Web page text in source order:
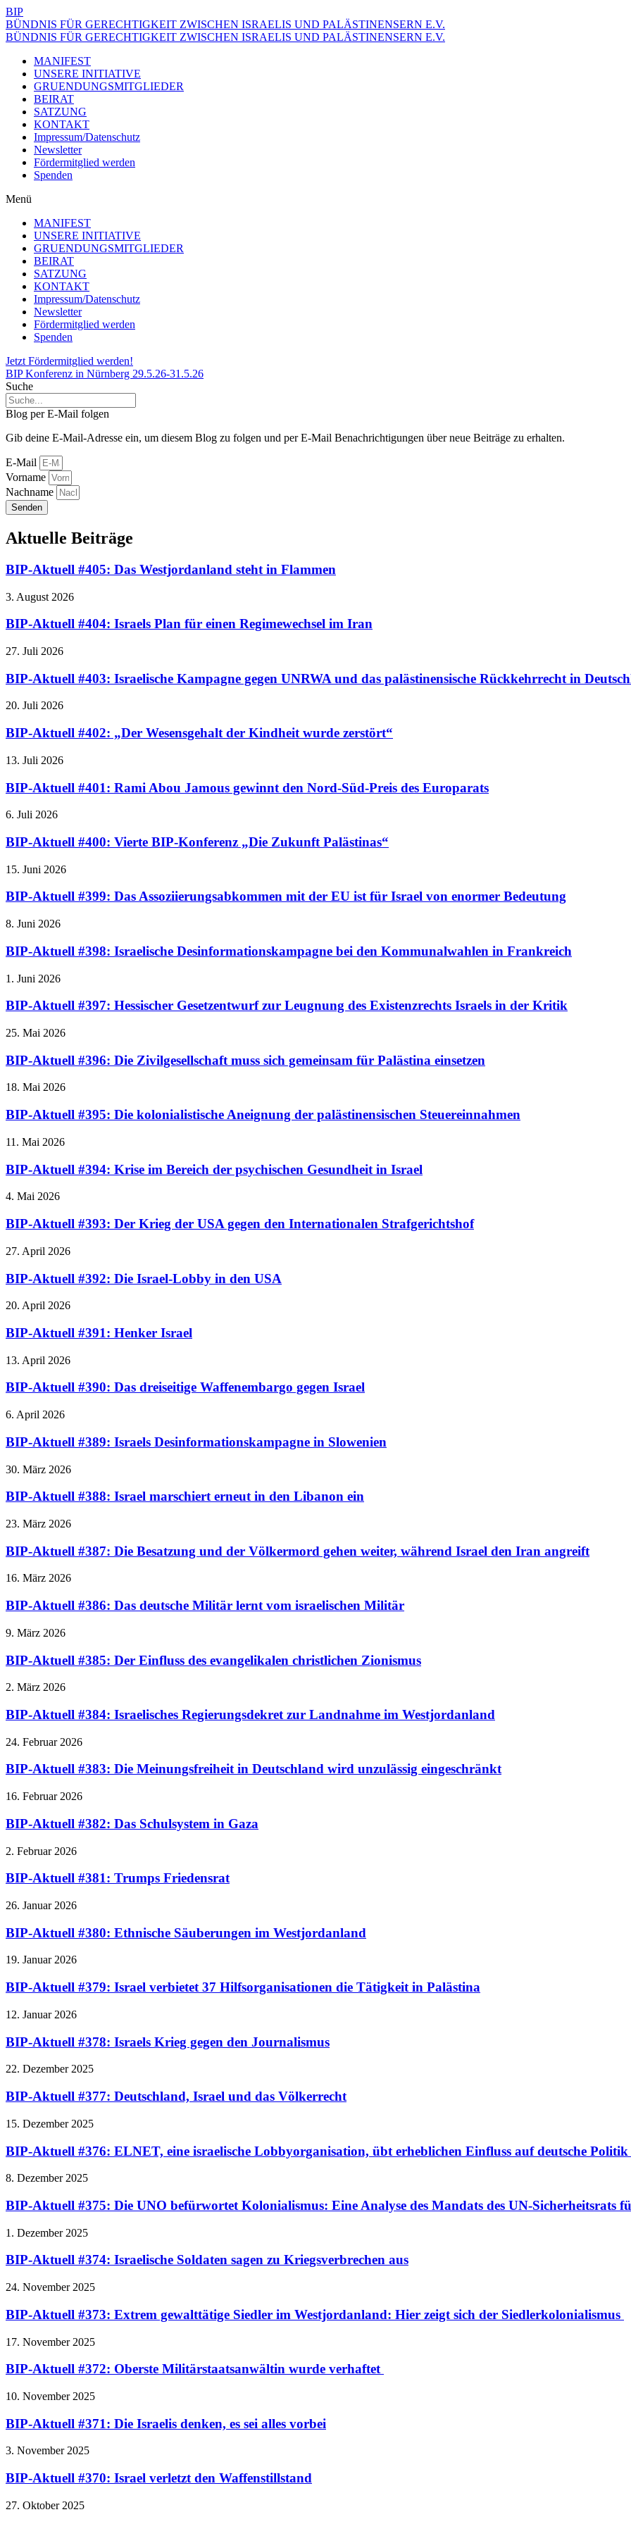
BIP
BÜNDNIS FÜR GERECHTIGKEIT ZWISCHEN ISRAELIS UND PALÄSTINENSERN E.V.
BÜNDNIS FÜR GERECHTIGKEIT ZWISCHEN ISRAELIS UND PALÄSTINENSERN E.V.
MANIFEST
UNSERE INITIATIVE
GRUENDUNGSMITGLIEDER
BEIRAT
SATZUNG
KONTAKT
Impressum/Datenschutz
Newsletter
Fördermitglied werden
Spenden
Menü
MANIFEST
UNSERE INITIATIVE
GRUENDUNGSMITGLIEDER
BEIRAT
SATZUNG
KONTAKT
Impressum/Datenschutz
Newsletter
Fördermitglied werden
Spenden
Jetzt Fördermitglied werden!
BIP Konferenz in Nürnberg 29.5.26-31.5.26
Suche
Blog per E-Mail folgen
Gib deine E-Mail-Adresse ein, um diesem Blog zu folgen und per E-Mail Benachrichtigungen über neue Beiträge zu erhalten.
E-Mail
Vorname
Nachname
Senden
Aktuelle Beiträge
BIP-Aktuell #405: Das Westjordanland steht in Flammen
3. August 2026
BIP-Aktuell #404: Israels Plan für einen Regimewechsel im Iran
27. Juli 2026
BIP-Aktuell #403: Israelische Kampagne gegen UNRWA und das palästinensische Rückkehrrecht in
20. Juli 2026
BIP-Aktuell #402: „Der Wesensgehalt der Kindheit wurde zerstört“
13. Juli 2026
BIP-Aktuell #401: Rami Abou Jamous gewinnt den Nord-Süd-Preis des Europarats
6. Juli 2026
BIP-Aktuell #400: Vierte BIP-Konferenz „Die Zukunft Palästinas“
15. Juni 2026
BIP-Aktuell #399: Das Assoziierungsabkommen mit der EU ist für Israel von enormer Bedeutung
8. Juni 2026
BIP-Aktuell #398: Israelische Desinformationskampagne bei den Kommunalwahlen in Frankreich
1. Juni 2026
BIP-Aktuell #397: Hessischer Gesetzentwurf zur Leugnung des Existenzrechts Israels in der Kritik
25. Mai 2026
BIP-Aktuell #396: Die Zivilgesellschaft muss sich gemeinsam für Palästina einsetzen
18. Mai 2026
BIP-Aktuell #395: Die kolonialistische Aneignung der palästinensischen Steuereinnahmen
11. Mai 2026
BIP-Aktuell #394: Krise im Bereich der psychischen Gesundheit in Israel
4. Mai 2026
BIP-Aktuell #393: Der Krieg der USA gegen den Internationalen Strafgerichtshof
27. April 2026
BIP-Aktuell #392: Die Israel-Lobby in den USA
20. April 2026
BIP-Aktuell #391: Henker Israel
13. April 2026
BIP-Aktuell #390: Das dreiseitige Waffenembargo gegen Israel
6. April 2026
BIP-Aktuell #389: Israels Desinformationskampagne in Slowenien
30. März 2026
BIP-Aktuell #388: Israel marschiert erneut in den Libanon ein
23. März 2026
BIP-Aktuell #387: Die Besatzung und der Völkermord gehen weiter, während Israel den Iran angreift
16. März 2026
BIP-Aktuell #386: Das deutsche Militär lernt vom israelischen Militär
9. März 2026
BIP-Aktuell #385: Der Einfluss des evangelikalen christlichen Zionismus
2. März 2026
BIP-Aktuell #384: Israelisches Regierungsdekret zur Landnahme im Westjordanland
24. Februar 2026
BIP-Aktuell #383: Die Meinungsfreiheit in Deutschland wird unzulässig eingeschränkt
16. Februar 2026
BIP-Aktuell #382: Das Schulsystem in Gaza
2. Februar 2026
BIP-Aktuell #381: Trumps Friedensrat
26. Januar 2026
BIP-Aktuell #380: Ethnische Säuberungen im Westjordanland
19. Januar 2026
BIP-Aktuell #379: Israel verbietet 37 Hilfsorganisationen die Tätigkeit in Palästina
12. Januar 2026
BIP-Aktuell #378: Israels Krieg gegen den Journalismus
22. Dezember 2025
BIP-Aktuell #377: Deutschland, Israel und das Völkerrecht
15. Dezember 2025
BIP-Aktuell #376: ELNET, eine israelische Lobbyorganisation, übt erheblichen Einfluss auf deutsche Politik
8. Dezember 2025
BIP-Aktuell #375: Die UNO befürwortet Kolonialismus: Eine Analyse des Mandats des UN-Sicherheitsrats
1. Dezember 2025
BIP-Aktuell #374: Israelische Soldaten sagen zu Kriegsverbrechen aus
24. November 2025
BIP-Aktuell #373: Extrem gewalttätige Siedler im Westjordanland: Hier zeigt sich der Siedlerkolonialismus
17. November 2025
BIP-Aktuell #372: Oberste Militärstaatsanwältin wurde verhaftet
10. November 2025
BIP-Aktuell #371: Die Israelis denken, es sei alles vorbei
3. November 2025
BIP-Aktuell #370: Israel verletzt den Waffenstillstand
27. Oktober 2025